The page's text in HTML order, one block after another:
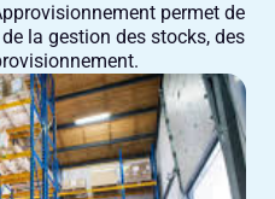
permet de
la gestion des stocks, des